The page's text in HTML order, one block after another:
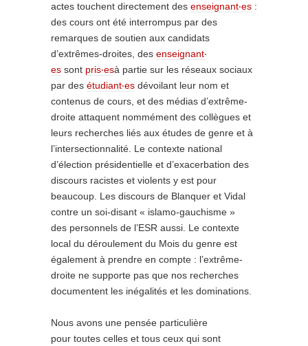
actes touchent directement des enseignant‧es :
des cours ont été interrompus par des
remarques de soutien aux candidats
d’extrêmes-droites, des enseignant‧
es sont pris‧esà partie sur les réseaux sociaux
par des étudiant‧es dévoilant leur nom et
contenus de cours, et des médias d’extrême-
droite attaquent nommément des collègues et
leurs recherches liés aux études de genre et à
l’intersectionnalité. Le contexte national
d’élection présidentielle et d’exacerbation des
discours racistes et violents y est pour
beaucoup. Les discours de Blanquer et Vidal
contre un soi-disant « islamo-gauchisme »
des personnels de l’ESR aussi. Le contexte
local du déroulement du Mois du genre est
également à prendre en compte : l’extrême-
droite ne supporte pas que nos recherches
documentent les inégalités et les dominations.
Nous avons une pensée particulière
pour toutes celles et tous ceux qui sont